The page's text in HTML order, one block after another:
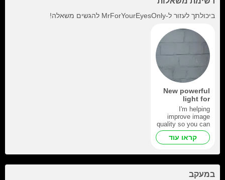
ביכולתך לעזור ל-MrForYourEyesOnly להגשים משאלה!
New powerful
light for
broadcasting
I'm helping
improve image
quality so you can
enjoy my work
more. Every token
gets you closer to
purchasing a cool
קראו עוד
במעקב